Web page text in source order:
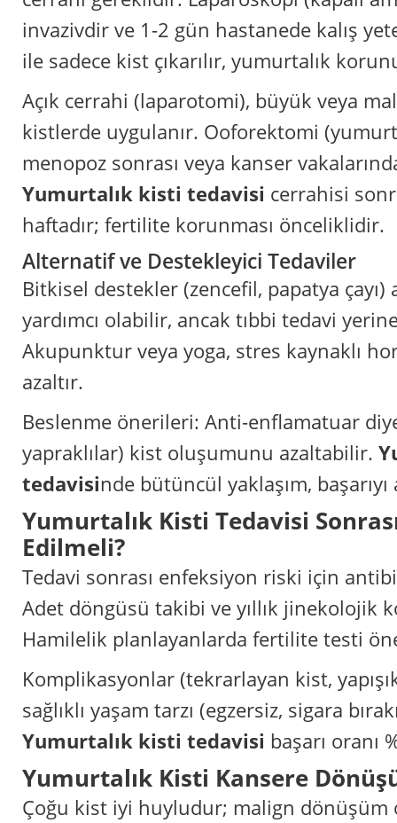
invazivdir ve 1-2 gün hastanede kalış
ile sadece kist çıkarılır, yumurtalık
Açık cerrahi (laparotomi), büyük veya
kistlerde uygulanır. Ooforektomi
menopoz sonrası veya kanser
Yumurtalık kisti tedavisi cerrahisi
haftadır; fertilite korunması önceliklidir.
Alternatif ve Destekleyici Tedaviler
Bitkisel destekler (zencefil, papatya çayı)
yardımcı olabilir, ancak tıbbi tedavi
Akupunktur veya yoga, stres kaynaklı
azaltır.
Beslenme önerileri: Anti-enflamatuar
yapraklılar) kist oluşumunu azaltabilir.
tedavisinde bütüncül yaklaşım, başarıyı
Yumurtalık Kisti Tedavisi
Edilmeli?
Tedavi sonrası enfeksiyon riski için
Adet döngüsü takibi ve yıllık jinekolojik
Hamilelik planlayanlarda fertilite testi
Komplikasyonlar (tekrarlayan kist,
sağlıklı yaşam tarzı (egzersiz, sigara
Yumurtalık kisti tedavisi başarı oranı
Yumurtalık Kisti Kansere
Çoğu kist iyi huyludur; malign dönüşüm